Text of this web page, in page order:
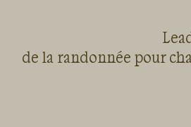
de la randonnée pour